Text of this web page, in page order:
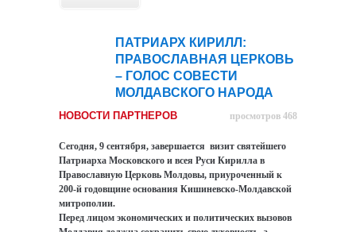
ПАТРИАРХ КИРИЛЛ:
ПРАВОСЛАВНАЯ ЦЕРКОВЬ
– ГОЛОС СОВЕСТИ
МОЛДАВСКОГО НАРОДА
НОВОСТИ ПАРТНЕРОВ просмотров 468
Сегодня, 9 сентября, завершается визит святейшего
Патриарха Московского и всея Руси Кирилла в
Православную Церковь Молдовы, приуроченный к
200-й годовщине основания Кишиневско-Молдавской
митрополии.
Перед лицом экономических и политических вызовов